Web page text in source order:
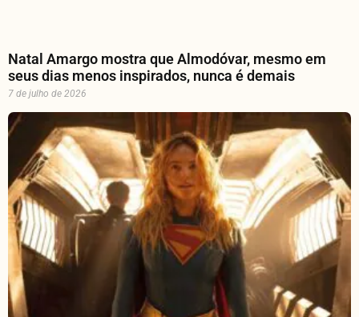
Natal Amargo mostra que Almodóvar, mesmo em
seus dias menos inspirados, nunca é demais
7 de julho de 2026